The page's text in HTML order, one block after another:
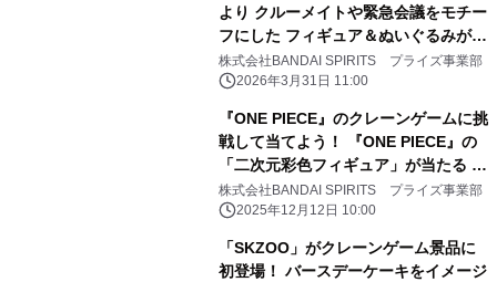
より クルーメイトや緊急会議をモチー
フにした フィギュア＆ぬいぐるみが登
場！
株式会社BANDAI SPIRITS プライズ事業部
2026年3月31日 11:00
『ONE PIECE』のクレーンゲームに挑
戦して当てよう！ 『ONE PIECE』の
「二次元彩色フィギュア」が当たる キ
ャンペーン開催！
株式会社BANDAI SPIRITS プライズ事業部
2025年12月12日 10:00
「SKZOO」がクレーンゲーム景品に
初登場！ バースデーケーキをイメージ